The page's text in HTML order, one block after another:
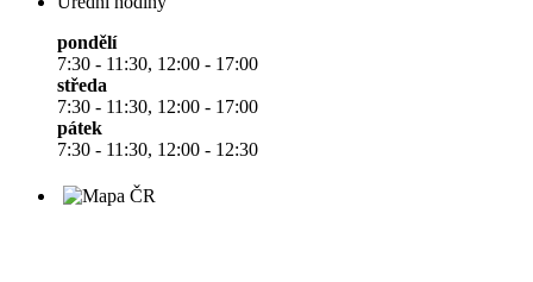
pondělí
7:30 - 11:30, 12:00 - 17:00
středa
7:30 - 11:30, 12:00 - 17:00
pátek
7:30 - 11:30, 12:00 - 12:30